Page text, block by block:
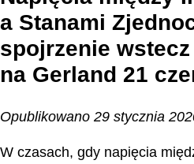
a Stanami
spojrzenie
na Gerland 21
Opublikowano 29 stycznia
W czasach, gdy napięcia